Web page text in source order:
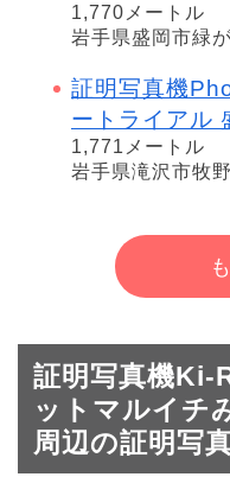
1,770メートル
岩手県盛岡市緑
証明写真機
ートライアル
1,771メートル
岩手県滝沢市牧
証明写真機Ki-
ットマルイチ
周辺の証明写